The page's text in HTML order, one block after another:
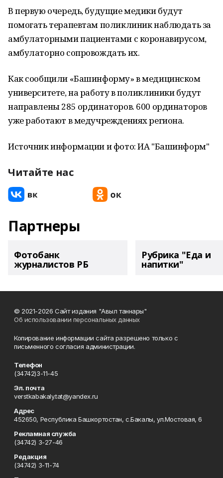
В первую очередь, будущие медики будут
помогать терапевтам поликлиник наблюдать за
амбулаторными пациентами с коронавирусом,
амбулаторно сопровождать их.
Как сообщили «Башинформу» в медицинском
университете, на работу в поликлиники будут
направлены 285 ординаторов. 600 ординаторов
уже работают в медучреждениях региона.
Источник информации и фото: ИА "Башинформ"
Читайте нас
Партнеры
Фотобанк
журналистов РБ
Рубрика "Еда и
напитки"
© 2021-2026 Сайт издания "Авыл таннары"
Об использовании персональных данных
Копирование информации сайта разрешено только с
письменного согласия администрации.
Телефон
(34742)3-11-45
Эл. почта
verstkabakaly.tat@yandex.ru
Адрес
452650, Республика Башкортостан, с.Бакалы, ул.Мостовая, 6
Рекламная служба
(34742) 3-27-46
Редакция
(34742) 3-11-74